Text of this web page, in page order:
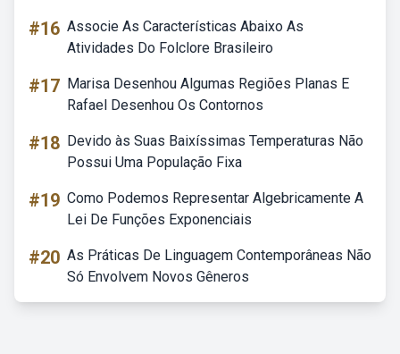
#16 Associe As Características Abaixo As
Atividades Do Folclore Brasileiro
#17 Marisa Desenhou Algumas Regiões Planas E
Rafael Desenhou Os Contornos
#18 Devido às Suas Baixíssimas Temperaturas Não
Possui Uma População Fixa
#19 Como Podemos Representar Algebricamente A
Lei De Funções Exponenciais
#20 As Práticas De Linguagem Contemporâneas Não
Só Envolvem Novos Gêneros